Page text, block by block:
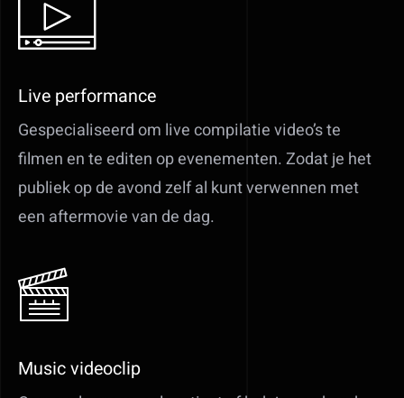
Live performance
Gespecialiseerd om live compilatie video’s te
filmen en te editen op evenementen. Zodat je het
publiek op de avond zelf al kunt verwennen met
een aftermovie van de dag.
Music videoclip